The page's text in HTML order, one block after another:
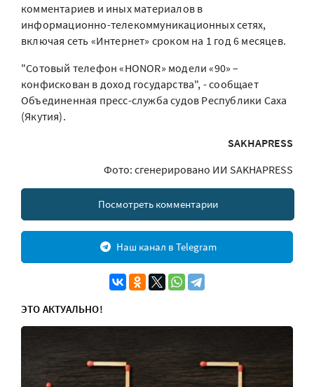
комментариев и иных материалов в
информационно-телекоммуникационных сетях,
включая сеть «Интернет» сроком на 1 год 6 месяцев.
"Сотовый телефон «HONOR» модели «90» –
конфискован в доход государства", - сообщает
Объединенная пресс-служба судов Республики Саха
(Якутия).
SAKHAPRESS
Фото: сгенерировано ИИ SAKHAPRESS
Посмотреть комментарии
Наш канал в Telegram
ЭТО АКТУАЛЬНО!